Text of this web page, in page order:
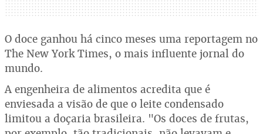
O doce ganhou há cinco meses uma reportagem no
The New York Times, o mais influente jornal do
mundo.
A engenheira de alimentos acredita que é
enviesada a visão de que o leite condensado
limitou a doçaria brasileira. "Os doces de frutas,